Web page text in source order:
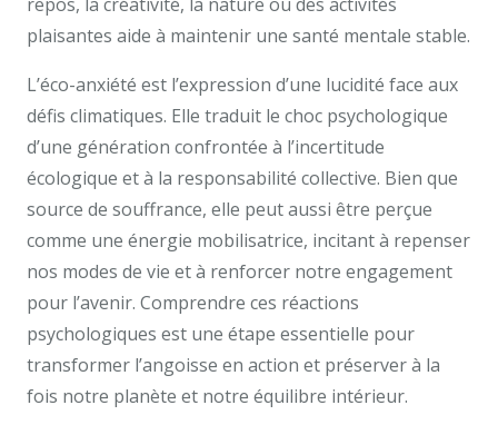
plaisantes aide à maintenir une santé mentale stable.
L’éco-anxiété est l’expression d’une lucidité face aux
défis climatiques. Elle traduit le choc psychologique
d’une génération confrontée à l’incertitude
écologique et à la responsabilité collective. Bien que
source de souffrance, elle peut aussi être perçue
comme une énergie mobilisatrice, incitant à repenser
nos modes de vie et à renforcer notre engagement
pour l’avenir. Comprendre ces réactions
psychologiques est une étape essentielle pour
transformer l’angoisse en action et préserver à la
fois notre planète et notre équilibre intérieur.